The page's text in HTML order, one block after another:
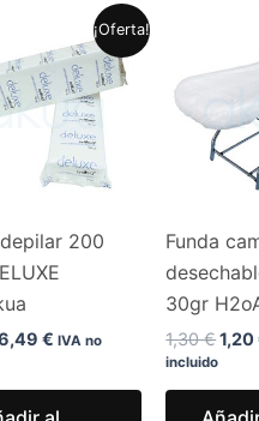
¡Oferta!
200
7,99 €.
€
precio
actual
es:
6,49 €.
IVA no
Funda
30gr
1,30€
1,30
1,20
incluido